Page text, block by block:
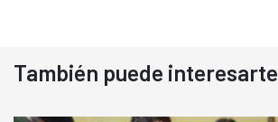
También puede interesarte